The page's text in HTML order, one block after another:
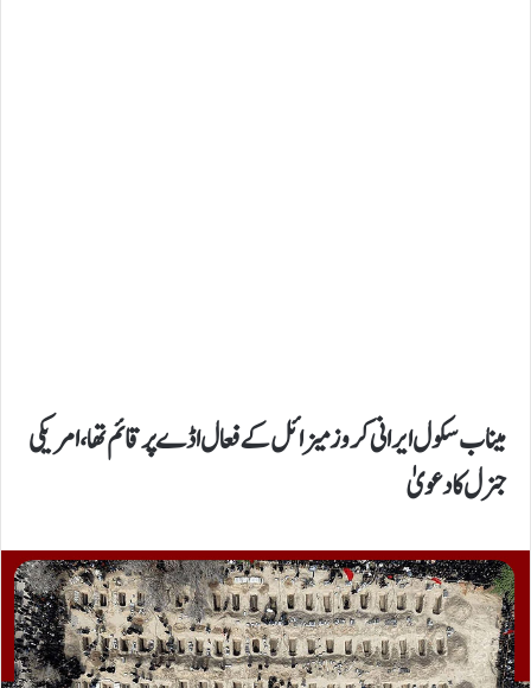
میناب سکول ایرانی کروز میزائل کے فعال اڈے پر قائم تھا،امریکی
جنرل کا دعویٰ